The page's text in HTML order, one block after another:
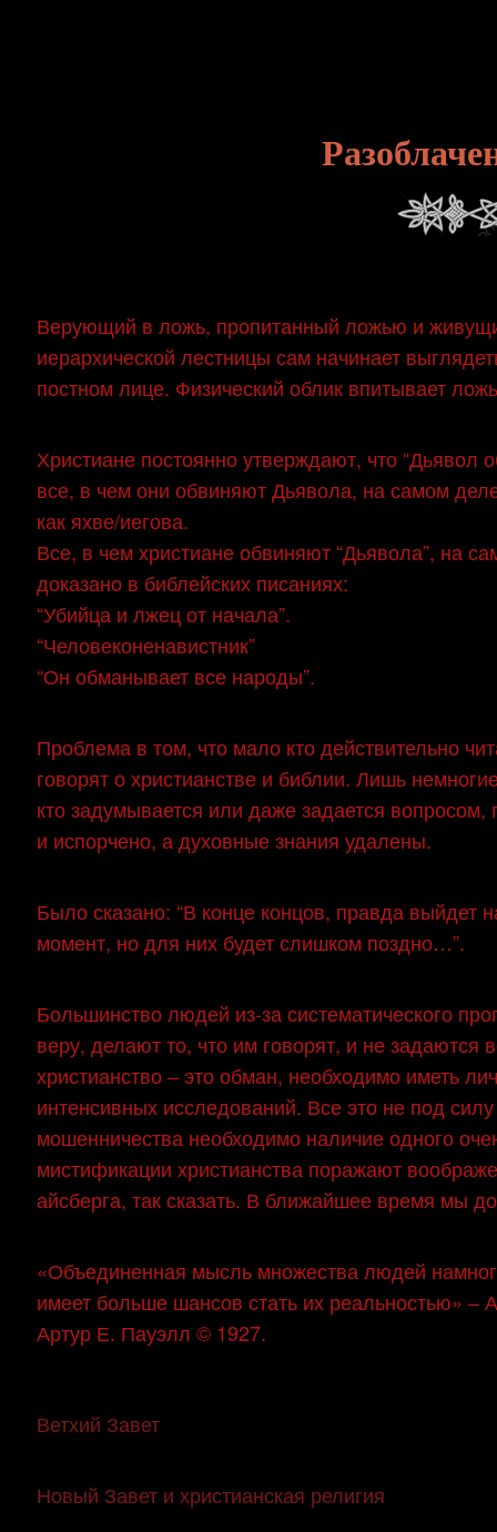
Верующий в ложь, пропитанный ложью и
иерархической лестницы сам начинает
постном лице. Физический облик впитывает
Христиане постоянно утверждают, что
все, в чем они обвиняют Дьявола, на самом
как яхве/иегова.
Все, в чем христиане обвиняют “Дьявола”, на
доказано в библейских писаниях:
“Убийца и лжец от начала”.
“Человеконенавистник”
“Он обманывает все народы”.
Проблема в том, что мало кто действительно
говорят о христианстве и библии. Лишь
кто задумывается или даже задается
и испорчено, а духовные знания удалены.
Было сказано: “В конце концов, правда выйдет
момент, но для них будет слишком поздно…”.
Большинство людей из-за систематического
веру, делают то, что им говорят, и не задаются
христианство – это обман, необходимо иметь
интенсивных исследований. Все это не под
мошенничества необходимо наличие одного
мистификации христианства поражают
айсберга, так сказать. В ближайшее время мы
«Объединенная мысль множества людей
имеет больше шансов стать их реальностью» –
Артур Е. Пауэлл © 1927.
Ветхий Завет
Новый Завет и христианская религия